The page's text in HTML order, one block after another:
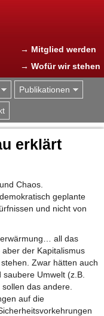
→ Mitglied werden
→ Wofür wir stehen
Publikationen
erklärt
Chaos.
geplante
und nicht von
all das
der Kapitalismus
Zwar hätten auch
Umwelt (z.B.
das andere.
auf die